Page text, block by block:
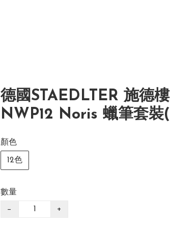
德國STAEDLTER 施德
NWP12 Noris 蠟筆套裝
顏色
12色
數量
− +